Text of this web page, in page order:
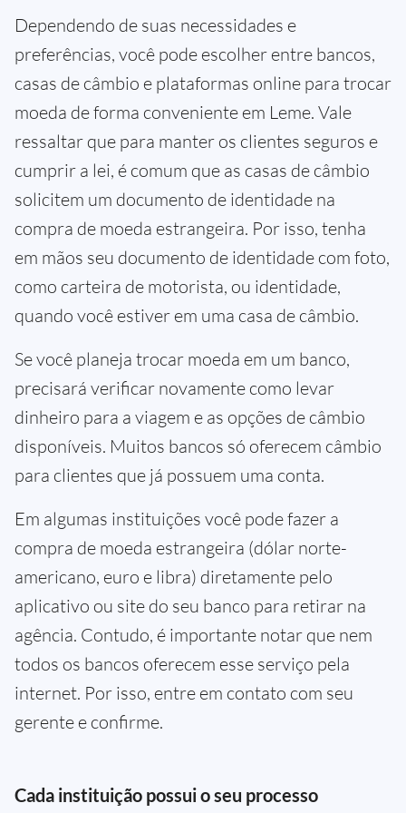
Dependendo de suas necessidades e
preferências, você pode escolher entre bancos,
casas de câmbio e plataformas online para trocar
moeda de forma conveniente em Leme. Vale
ressaltar que para manter os clientes seguros e
cumprir a lei, é comum que as casas de câmbio
solicitem um documento de identidade na
compra de moeda estrangeira. Por isso, tenha
em mãos seu documento de identidade com foto,
como carteira de motorista, ou identidade,
quando você estiver em uma casa de câmbio.
Se você planeja trocar moeda em um banco,
precisará verificar novamente como levar
dinheiro para a viagem e as opções de câmbio
disponíveis. Muitos bancos só oferecem câmbio
para clientes que já possuem uma conta.
Em algumas instituições você pode fazer a
compra de moeda estrangeira (dólar norte-
americano, euro e libra) diretamente pelo
aplicativo ou site do seu banco para retirar na
agência. Contudo, é importante notar que nem
todos os bancos oferecem esse serviço pela
internet. Por isso, entre em contato com seu
gerente e confirme.
Cada instituição possui o seu processo